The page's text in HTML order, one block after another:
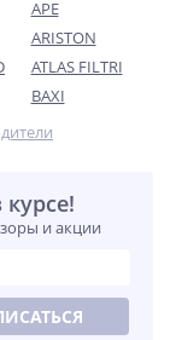
шаровый с
220В 1"
APE
ARISTON
ATLAS FILTRI
BAXI
курсе!
и акции